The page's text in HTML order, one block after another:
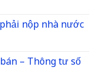
nộp nhà nước
– Thông tư số